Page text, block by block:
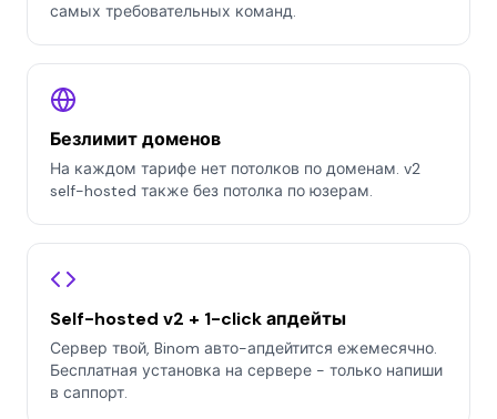
самых требовательных команд.
Безлимит доменов
На каждом тарифе нет потолков по доменам. v2
self-hosted также без потолка по юзерам.
Self-hosted v2 + 1-click апдейты
Сервер твой, Binom авто-апдейтится ежемесячно.
Бесплатная установка на сервере - только напиши
в саппорт.